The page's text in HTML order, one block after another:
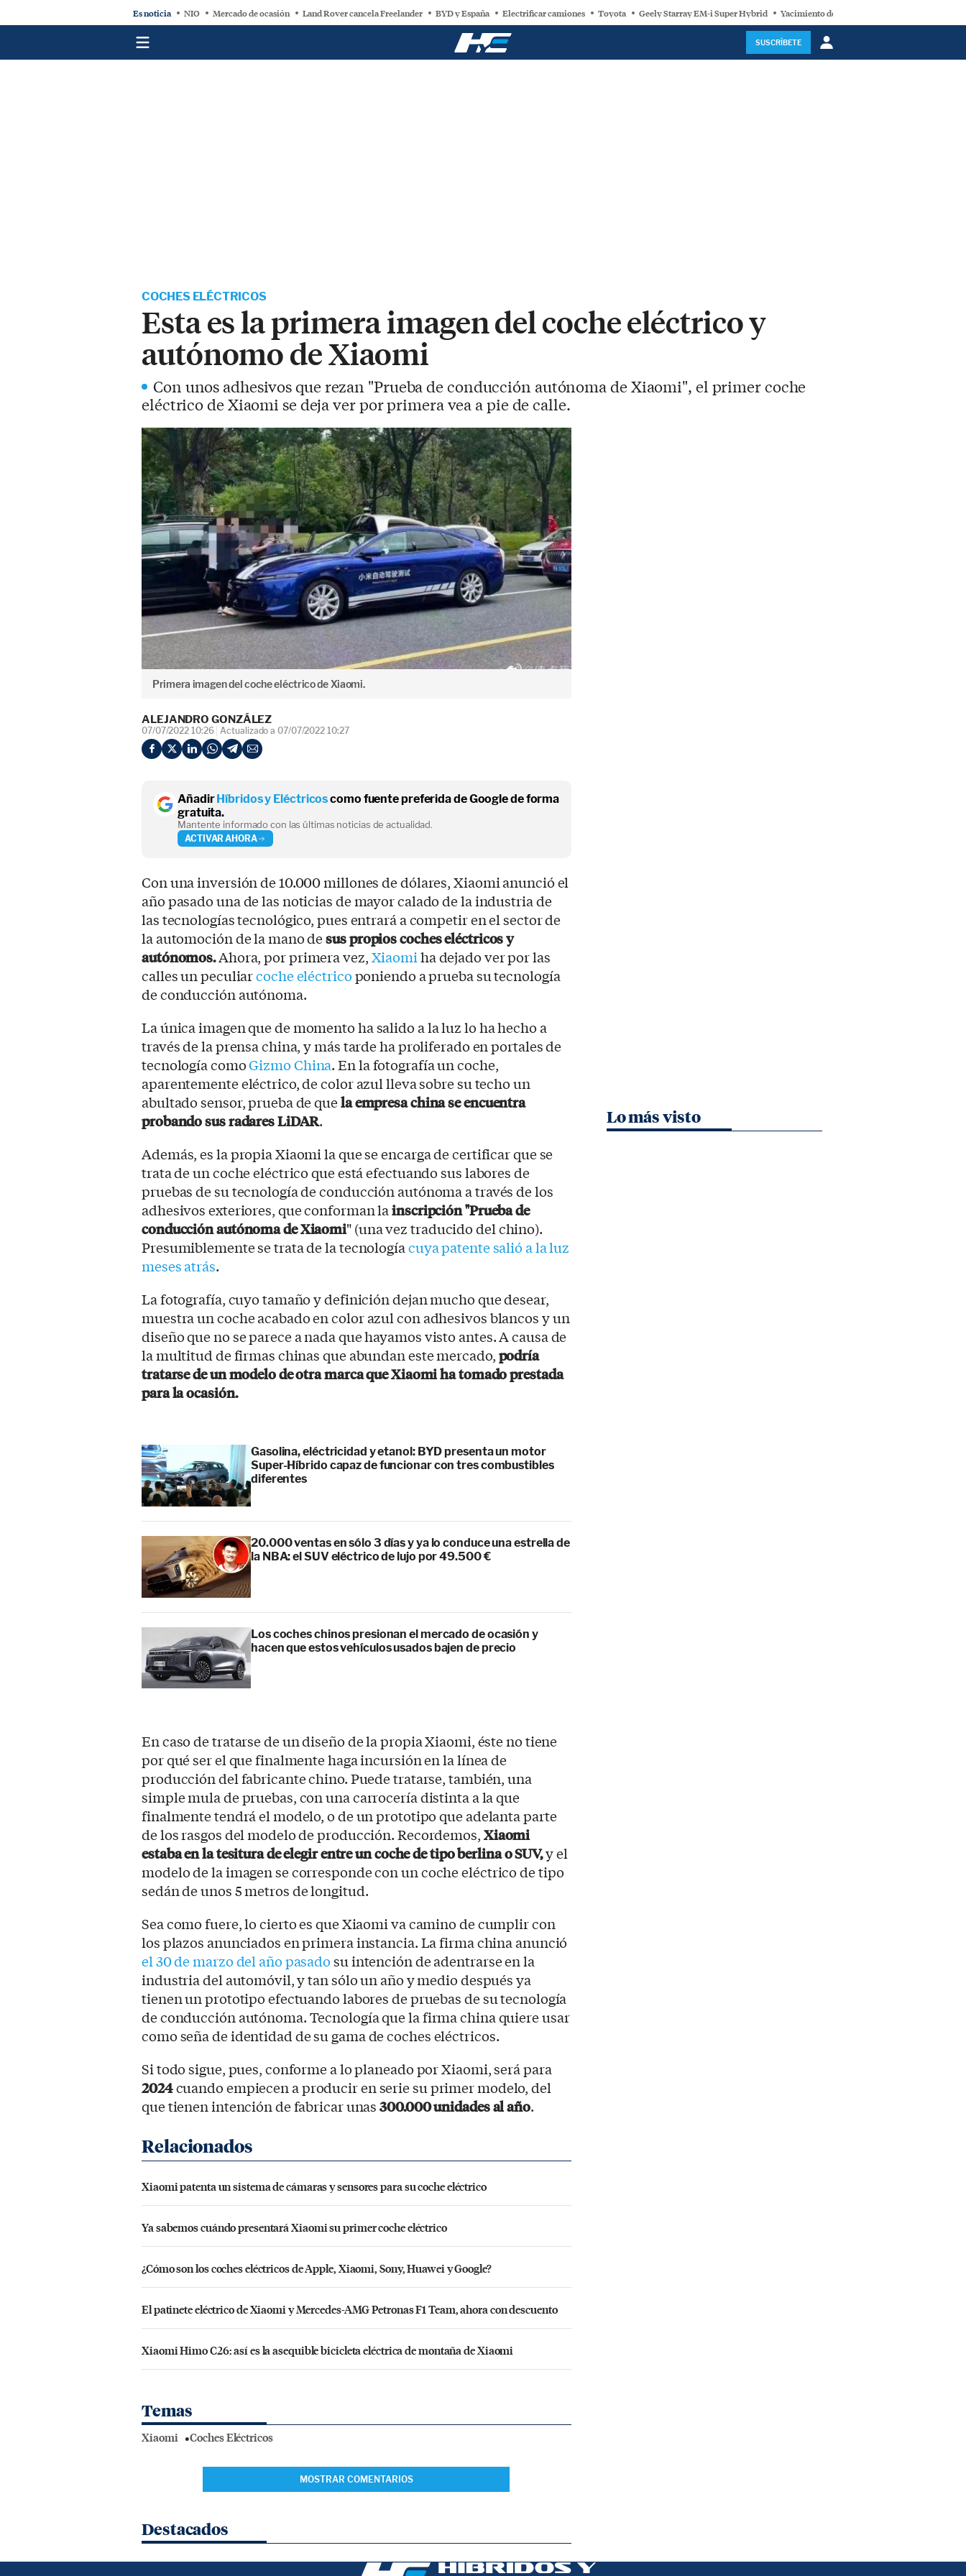
Es noticia NIO Mercado de ocasión Land Rover cancela Freelander BYD y España Electrificar camiones Toyota Geely Starray EM-i Super Hybrid Yacimiento de litio
SUSCRÍBETE
COCHES ELÉCTRICOS
Esta es la primera imagen del coche eléctrico y
autónomo de Xiaomi
Con unos adhesivos que rezan "Prueba de conducción autónoma de Xiaomi", el primer coche
eléctrico de Xiaomi se deja ver por primera vea a pie de calle.
Primera imagen del coche eléctrico de Xiaomi.
ALEJANDRO GONZÁLEZ
07/07/2022 10:26 Actualizado a 07/07/2022 10:27
AñadirHíbridos y Eléctricoscomo fuente preferida de Google de forma
gratuita.
Mantente informado con las últimas noticias de actualidad.
ACTIVAR AHORA
Con una inversión de 10.000 millones de dólares, Xiaomi anunció el
año pasado una de las noticias de mayor calado de la industria de
las tecnologías tecnológico, pues entrará a competir en el sector de
la automoción de la mano desus propios coches eléctricos y
autónomos.Ahora, por primera vez,Xiaomiha dejado ver por las
calles un peculiarcoche eléctricoponiendo a prueba su tecnología
de conducción autónoma.
La única imagen que de momento ha salido a la luz lo ha hecho a
través de la prensa china, y más tarde ha proliferado en portales de
tecnología comoGizmo China. En la fotografía un coche,
aparentemente eléctrico, de color azul lleva sobre su techo un
abultado sensor, prueba de quela empresa china se encuentra
probando sus radares LiDAR.
Además, es la propia Xiaomi la que se encarga de certificar que se
trata de un coche eléctrico que está efectuando sus labores de
pruebas de su tecnología de conducción autónoma a través de los
adhesivos exteriores, que conforman lainscripción "Prueba de
conducción autónoma de Xiaomi" (una vez traducido del chino).
Presumiblemente se trata de la tecnologíacuya patente salió a la luz
meses atrás.
La fotografía, cuyo tamaño y definición dejan mucho que desear,
muestra un coche acabado en color azul con adhesivos blancos y un
diseño que no se parece a nada que hayamos visto antes. A causa de
la multitud de firmas chinas que abundan este mercado,podría
tratarse de un modelo de otra marca que Xiaomi ha tomado prestada
para la ocasión.
Gasolina, eléctricidad y etanol: BYD presenta un motor
Super-Híbrido capaz de funcionar con tres combustibles
diferentes
20.000 ventas en sólo 3 días y ya lo conduce una estrella de
la NBA: el SUV eléctrico de lujo por 49.500 €
Los coches chinos presionan el mercado de ocasión y
hacen que estos vehículos usados bajen de precio
En caso de tratarse de un diseño de la propia Xiaomi, éste no tiene
por qué ser el que finalmente haga incursión en la línea de
producción del fabricante chino. Puede tratarse, también, una
simple mula de pruebas, con una carrocería distinta a la que
finalmente tendrá el modelo, o de un prototipo que adelanta parte
de los rasgos del modelo de producción. Recordemos,Xiaomi
estaba en la tesitura de elegir entre un coche de tipo berlina o SUV,y el
modelo de la imagen se corresponde con un coche eléctrico de tipo
sedán de unos 5 metros de longitud.
Sea como fuere, lo cierto es que Xiaomi va camino de cumplir con
los plazos anunciados en primera instancia. La firma china anunció
el 30 de marzo del año pasadosu intención de adentrarse en la
industria del automóvil, y tan sólo un año y medio después ya
tienen un prototipo efectuando labores de pruebas de su tecnología
de conducción autónoma. Tecnología que la firma china quiere usar
como seña de identidad de su gama de coches eléctricos.
Si todo sigue, pues, conforme a lo planeado por Xiaomi, será para
2024cuando empiecen a producir en serie su primer modelo, del
que tienen intención de fabricar unas300.000 unidades al año.
Xiaomi patenta un sistema de cámaras y sensores para su coche eléctrico
Ya sabemos cuándo presentará Xiaomi su primer coche eléctrico
¿Cómo son los coches eléctricos de Apple, Xiaomi, Sony, Huawei y Google?
El patinete eléctrico de Xiaomi y Mercedes-AMG Petronas F1 Team, ahora con descuento
Xiaomi Himo C26: así es la asequible bicicleta eléctrica de montaña de Xiaomi
Temas
Xiaomi Coches Eléctricos
MOSTRAR COMENTARIOS
Destacados
Lo más visto